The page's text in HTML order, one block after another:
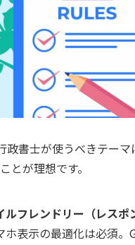
政書士が使うべきテー
とが理想です。
ルフレンドリー（レスポ
表示の最適化は必須。